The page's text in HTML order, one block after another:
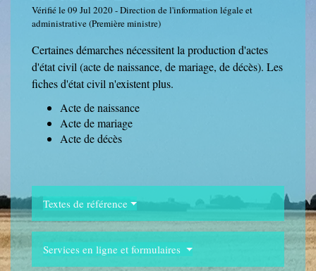
Vérifié le 09 Jul 2020 - Direction de l'information légale et
administrative (Première ministre)
Certaines démarches nécessitent la production d'actes
d'état civil (acte de naissance, de mariage, de décès). Les
fiches d'état civil n'existent plus.
Acte de naissance
Acte de mariage
Acte de décès
Textes de référence
Services en ligne et formulaires